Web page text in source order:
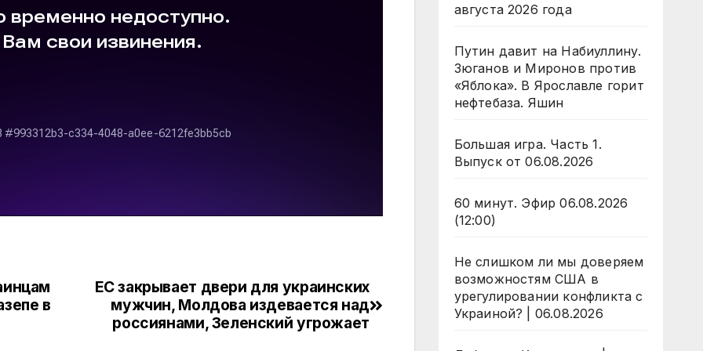
ЕС закрывает двери для украинских
мужчин, Молдова издевается над
россиянами, Зеленский угрожает
в
августа 2026 года
Путин давит на Набиуллину.
Зюганов и Миронов против
«Яблока». В Ярославле горит
нефтебаза. Яшин
Большая игра. Часть 1.
Выпуск от 06.08.2026
60 минут. Эфир 06.08.2026
(12:00)
Не слишком ли мы доверяем
возможностям США в
урегулировании конфликта с
Украиной? | 06.08.2026